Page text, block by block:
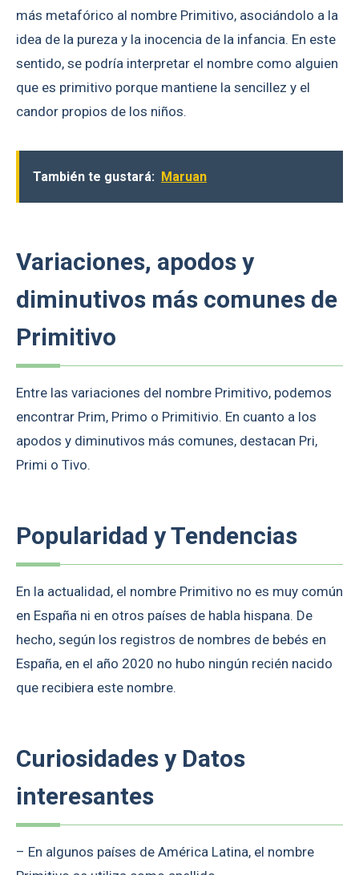
más metafórico al nombre Primitivo, asociándolo a la
idea de la pureza y la inocencia de la infancia. En este
sentido, se podría interpretar el nombre como alguien
que es primitivo porque mantiene la sencillez y el
candor propios de los niños.
También te gustará: Maruan
Variaciones, apodos y
diminutivos más comunes de
Primitivo
Entre las variaciones del nombre Primitivo, podemos
encontrar Prim, Primo o Primitivio. En cuanto a los
apodos y diminutivos más comunes, destacan Pri,
Primi o Tivo.
Popularidad y Tendencias
En la actualidad, el nombre Primitivo no es muy común
en España ni en otros países de habla hispana. De
hecho, según los registros de nombres de bebés en
España, en el año 2020 no hubo ningún recién nacido
que recibiera este nombre.
Curiosidades y Datos
interesantes
– En algunos países de América Latina, el nombre